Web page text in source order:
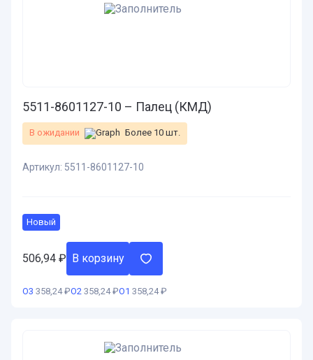
5511-8601127-10 – Палец (КМД)
В ожидании Более 10 шт.
Артикул: 5511-8601127-10
Новый
506,94 ₽ В корзину
О3 358,24 ₽О2 358,24 ₽О1 358,24 ₽